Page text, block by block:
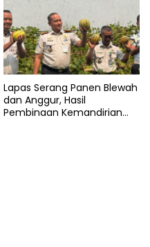
Lapas Serang Panen Blewah
dan Anggur, Hasil
Pembinaan Kemandirian